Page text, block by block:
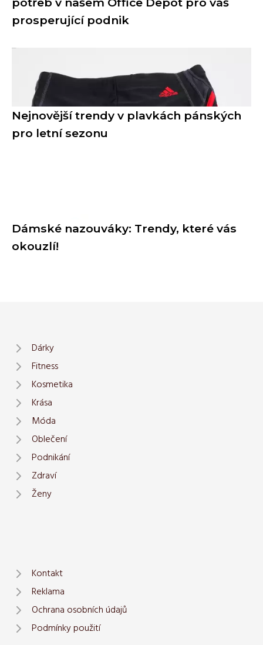
prosperující podnik
Nejnovější trendy v plavkách pánských
pro letní sezonu
Dámské nazouváky: Trendy, které vás
okouzlí!
Dárky
Fitness
Kosmetika
Krása
Móda
Oblečení
Podnikání
Zdraví
Ženy
Kontakt
Reklama
Ochrana osobních údajů
Podmínky použití